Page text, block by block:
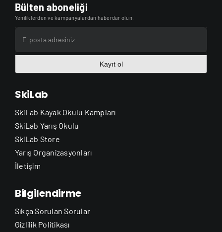
Bülten aboneliği
Yeniliklerden ve kampanyalardan haberdar olun.
Kayıt ol
SkiLab
SkiLab Kayak Okulu Kampları
SkiLab Yarış Okulu
SkiLab Store
Yarış Organizasyonları
İletişim
Bilgilendirme
Sıkça Sorulan Sorular
Gizlilik Politikası